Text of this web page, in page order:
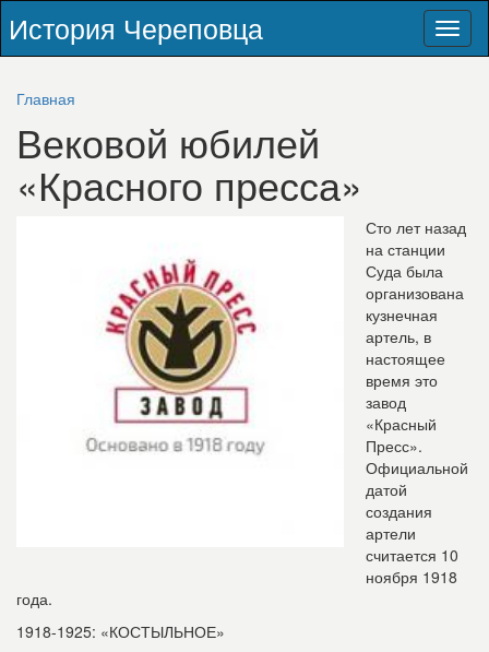
История Череповца
Главная
Вековой юбилей
«Красного пресса»
Сто лет назад
на станции
Суда была
организована
кузнечная
артель, в
настоящее
время это
завод
«Красный
Пресс».
Официальной
датой
создания
артели
считается 10
ноября 1918
года.
1918-1925: «КОСТЫЛЬНОЕ»